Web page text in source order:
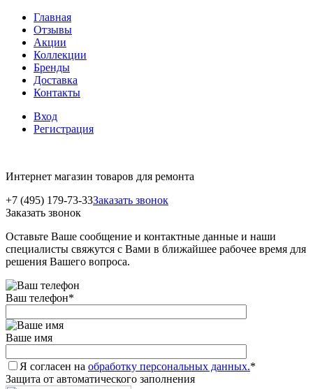
Главная
Отзывы
Акции
Коллекции
Бренды
Доставка
Контакты
Вход
Регистрация
Интернет магазин товаров для ремонта
+7 (495) 179-73-33Заказать звонок
Заказать звонок
Оставьте Ваше сообщение и контактные данные и наши
специалисты свяжутся с Вами в ближайшее рабочее время для
решения Вашего вопроса.
Ваш телефон*
Ваше имя
Я согласен на обработку персональных данных.*
Защита от автоматического заполнения